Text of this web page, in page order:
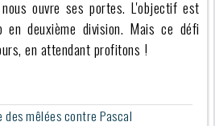
ouvre ses portes. L'objectif est
deuxième division. Mais ce défi
en attendant profitons !
des mêlées contre Pascal